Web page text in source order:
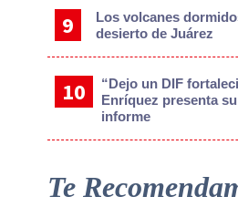
Los volcanes
desierto de Juárez
“Dejo un DIF
Enríquez presenta
informe
Te